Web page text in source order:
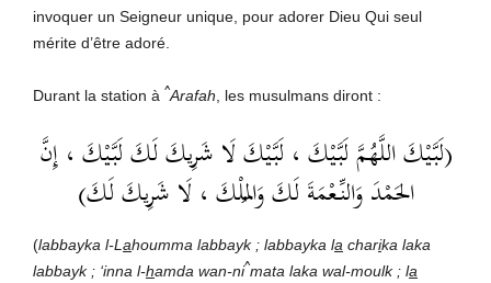
invoquer un Seigneur unique, pour adorer Dieu Qui seul
mérite d’être adoré.
Durant la station à ^Arafah , les musulmans diront :
(لَبَّيْكَ اللَّهُمَّ لَبَّيْكَ ، لَبَّيْكَ لَا شَرِيكَ لَكَ لَبَّيْكَ ، إِنَّ
الحَمْدَ وَالنِّعْمَةَ لَكَ وَالمُلْكَ ، لَا شَرِيكَ لَكَ)
(labbayka l-L ahoumma labbayk ; labbayka la charika laka
labbayk ; ‘inna l-hamda wan-ni^mata laka wal-moulk ; la